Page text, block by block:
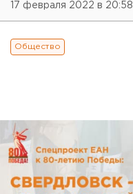
17 февраля 2022 в 20:58
Общество